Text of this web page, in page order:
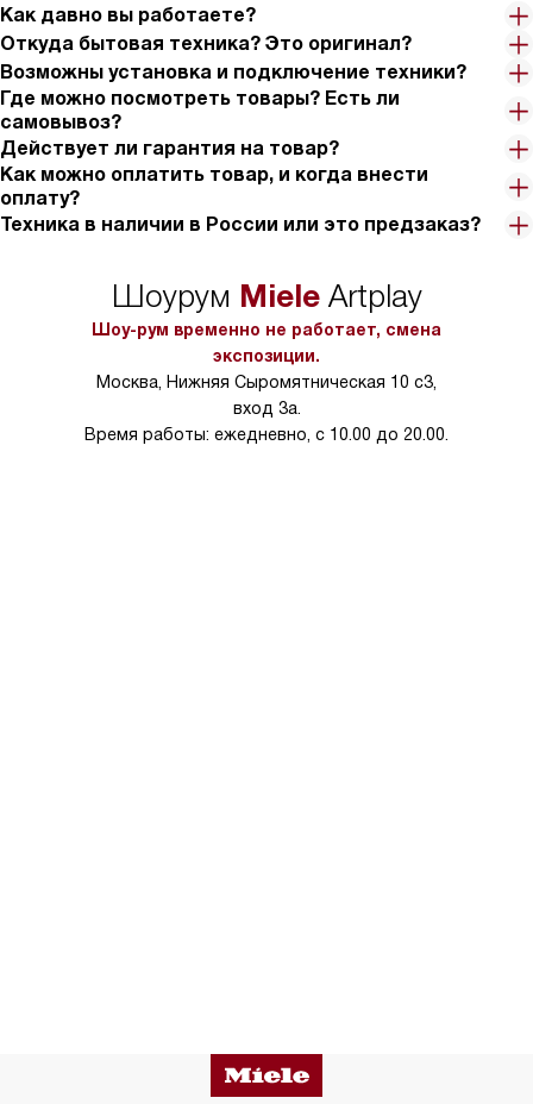
Как давно вы работаете?
Откуда бытовая техника? Это оригинал?
Возможны установка и подключение техники?
Где можно посмотреть товары? Есть ли
самовывоз?
Действует ли гарантия на товар?
Как можно оплатить товар, и когда внести
оплату?
Техника в наличии в России или это предзаказ?
Шоурум MieleArtplay
Шоу-рум временно не работает, смена
экспозиции.
Москва, Нижняя Сыромятническая 10 с3,
вход 3а.
Время работы: ежедневно, с 10.00 до 20.00.